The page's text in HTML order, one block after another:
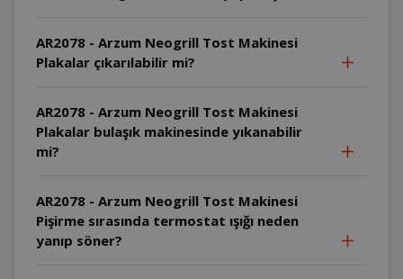
AR2078 - Arzum Neogrill Tost Makinesi
Plakalar çıkarılabilir mi?
AR2078 - Arzum Neogrill Tost Makinesi
Plakalar bulaşık makinesinde yıkanabilir
mi?
AR2078 - Arzum Neogrill Tost Makinesi
Pişirme sırasında termostat ışığı neden
yanıp söner?